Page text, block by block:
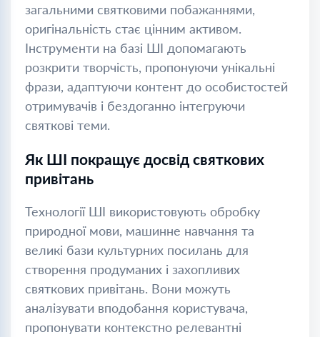
загальними святковими побажаннями,
оригінальність стає цінним активом.
Інструменти на базі ШІ допомагають
розкрити творчість, пропонуючи унікальні
фрази, адаптуючи контент до особистостей
отримувачів і бездоганно інтегруючи
святкові теми.
Як ШІ покращує досвід святкових
привітань
Технології ШІ використовують обробку
природної мови, машинне навчання та
великі бази культурних посилань для
створення продуманих і захопливих
святкових привітань. Вони можуть
аналізувати вподобання користувача,
пропонувати контекстно релевантні